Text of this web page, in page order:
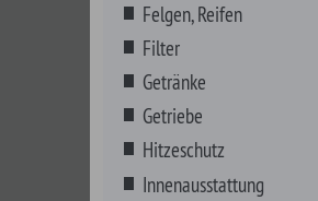
Innenausstattung
Instrumente
Karosserieteile
Kraftstoff
Kraftstoff- MARINE
Kühlung, Heizung, Klima